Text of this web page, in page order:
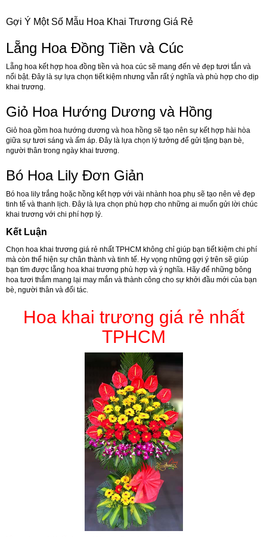
Gợi Ý Một Số Mẫu Hoa Khai Trương Giá Rẻ
Lẵng Hoa Đồng Tiền và Cúc
Lẵng hoa kết hợp hoa đồng tiền và hoa cúc sẽ mang đến vẻ đẹp tươi tắn và
nổi bật. Đây là sự lựa chọn tiết kiệm nhưng vẫn rất ý nghĩa và phù hợp cho dịp
khai trương.
Giỏ Hoa Hướng Dương và Hồng
Giỏ hoa gồm hoa hướng dương và hoa hồng sẽ tạo nên sự kết hợp hài hòa
giữa sự tươi sáng và ấm áp. Đây là lựa chọn lý tưởng để gửi tặng bạn bè,
người thân trong ngày khai trương.
Bó Hoa Lily Đơn Giản
Bó hoa lily trắng hoặc hồng kết hợp với vài nhành hoa phụ sẽ tạo nên vẻ đẹp
tinh tế và thanh lịch. Đây là lựa chọn phù hợp cho những ai muốn gửi lời chúc
khai trương với chi phí hợp lý.
Kết Luận
Chọn hoa khai trương giá rẻ nhất TPHCM không chỉ giúp bạn tiết kiệm chi phí
mà còn thể hiện sự chân thành và tinh tế. Hy vọng những gợi ý trên sẽ giúp
bạn tìm được lẵng hoa khai trương phù hợp và ý nghĩa. Hãy để những bông
hoa tươi thắm mang lại may mắn và thành công cho sự khởi đầu mới của bạn
bè, người thân và đối tác.
Hoa khai trương giá rẻ nhất
TPHCM